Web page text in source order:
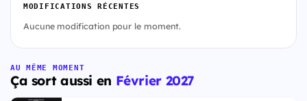
MODIFICATIONS RÉCENTES
Aucune modification pour le moment.
AU MÊME MOMENT
Ça sort aussi en Février 2027